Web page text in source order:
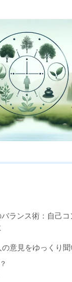
ランス術：自己
意見をゆっくり聞